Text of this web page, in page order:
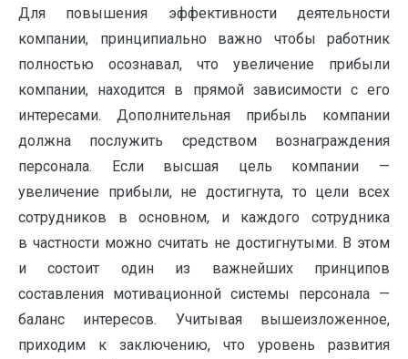
Для повышения эффективности деятельности
компании, принципиально важно чтобы работник
полностью осознавал, что увеличение прибыли
компании, находится в прямой зависимости с его
интересами. Дополнительная прибыль компании
должна послужить средством вознаграждения
персонала. Если высшая цель компании —
увеличение прибыли, не достигнута, то цели всех
сотрудников в основном, и каждого сотрудника
в частности можно считать не достигнутыми. В этом
и состоит один из важнейших принципов
составления мотивационной системы персонала —
баланс интересов. Учитывая вышеизложенное,
приходим к заключению, что уровень развития